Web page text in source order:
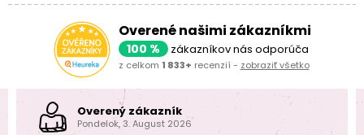
Overené našimi zákazníkmi
100 % zákazníkov nás odporúča
z celkom 1 833+ recenzií - zobraziť všetko
Overený zákazník
Pondelok, 3. August 2026